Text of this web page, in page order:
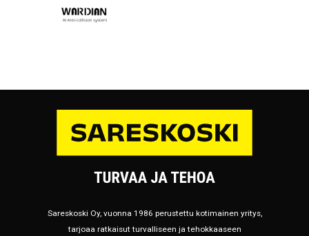
Sareskoski Oy, vuonna 1986 perustettu kotimainen yritys,
tarjoaa ratkaisut turvalliseen ja tehokkaaseen